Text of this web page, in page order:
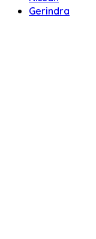
Gerindra